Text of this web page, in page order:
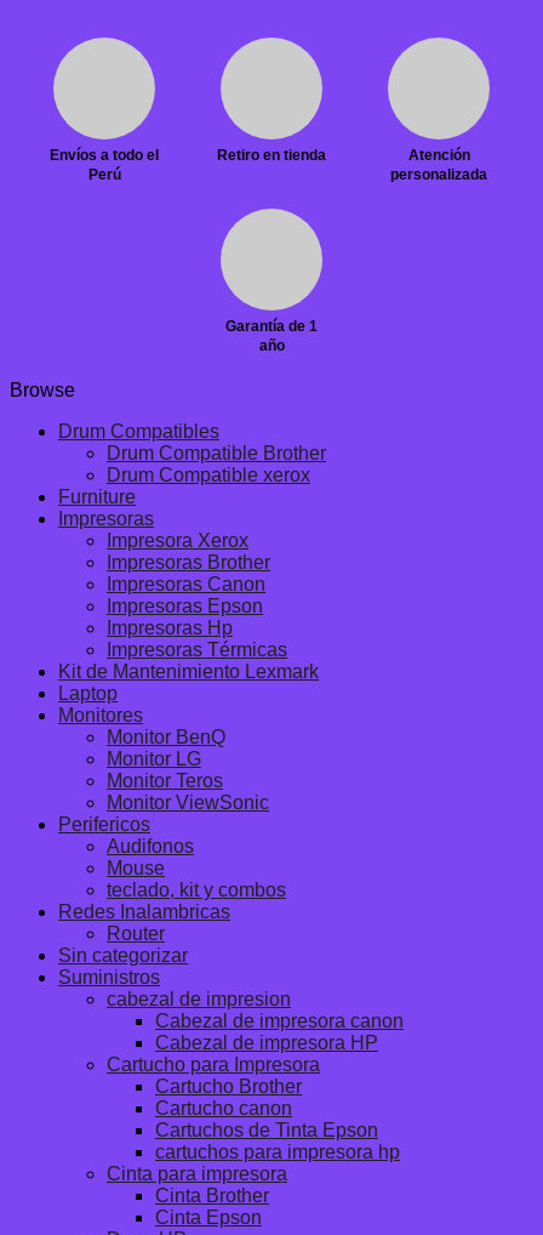
Envíos a todo el
Perú
Retiro en tienda
Atención
personalizada
Garantía de 1
año
Browse
Drum Compatibles
Drum Compatible Brother
Drum Compatible xerox
Furniture
Impresoras
Impresora Xerox
Impresoras Brother
Impresoras Canon
Impresoras Epson
Impresoras Hp
Impresoras Térmicas
Kit de Mantenimiento Lexmark
Laptop
Monitores
Monitor BenQ
Monitor LG
Monitor Teros
Monitor ViewSonic
Perifericos
Audifonos
Mouse
teclado, kit y combos
Redes Inalambricas
Router
Sin categorizar
Suministros
cabezal de impresion
Cabezal de impresora canon
Cabezal de impresora HP
Cartucho para Impresora
Cartucho Brother
Cartucho canon
Cartuchos de Tinta Epson
cartuchos para impresora hp
Cinta para impresora
Cinta Brother
Cinta Epson